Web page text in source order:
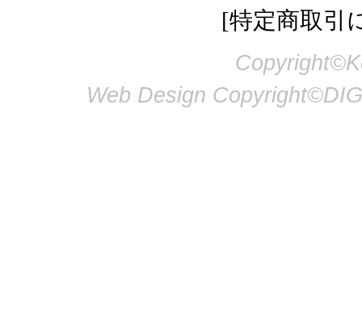
[特定商取引
Web Design